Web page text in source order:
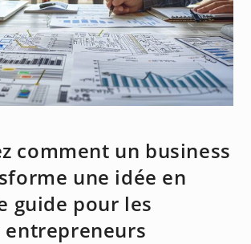
comment un business
une idée en
guide pour les